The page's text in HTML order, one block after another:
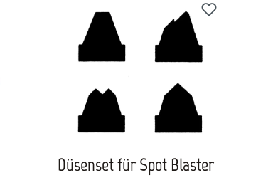
Inhalt: 1 Stück pro Verpackungseinheit
Durchmesser: 76 mm
Düsenset für Spot Blaster